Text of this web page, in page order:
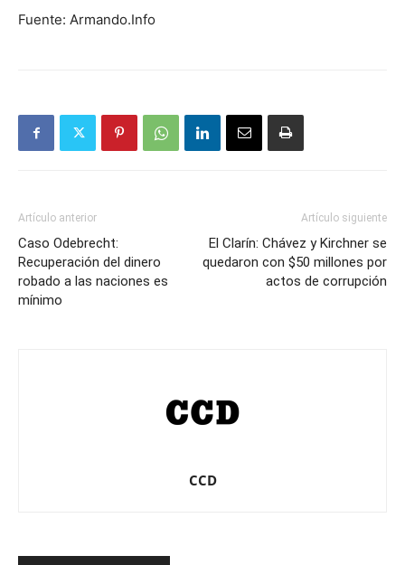
Fuente: Armando.Info
Artículo anterior
Caso Odebrecht:
Recuperación del dinero
robado a las naciones es
mínimo
Artículo siguiente
El Clarín: Chávez y Kirchner se
quedaron con $50 millones por
actos de corrupción
CCD